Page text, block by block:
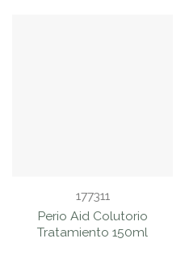
177311
Perio Aid Colutorio
Tratamiento 150ml